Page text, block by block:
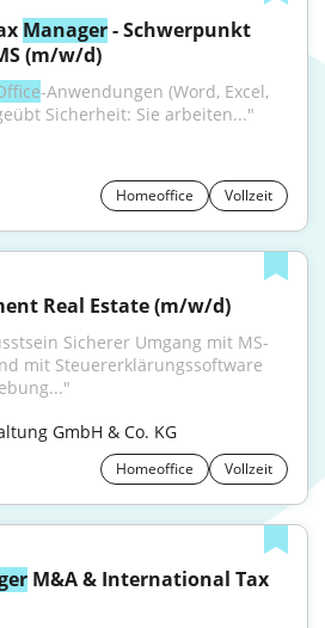
Manager - Schwerpunkt
(m/w/d)
-Anwendungen (Word, Excel,
Sicherheit: Sie arbeiten..."
Homeoffice Vollzeit
Real Estate (m/w/d)
Sicherer Umgang mit MS-
mit Steuererklärungssoftware
GmbH & Co. KG
Homeoffice Vollzeit
M&A & International Tax